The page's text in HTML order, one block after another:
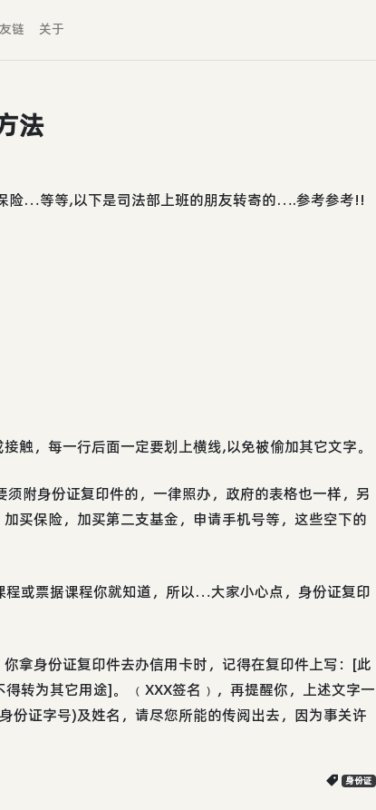
友链 关于
法
险…等等,以下是司法部上班的朋友转寄的….参考参考!!
触，每一行后面一定要划上横线,以免被偷加其它文字。
附身份证复印件的，一律照办，政府的表格也一样，另
买保险，加买第二支基金，申请手机号等，这些空下的
或票据课程你就知道，所以…大家小心点，身份证复印
拿身份证复印件去办信用卡时，记得在复印件上写：[此
转为其它用途]。 ﹙XXX签名﹚，再提醒你，上述文字一
份证字号)及姓名，请尽您所能的传阅出去，因为事关许
身份证